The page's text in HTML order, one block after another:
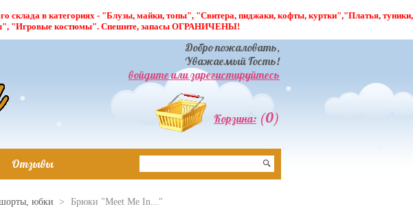
в категориях - "Блузы, майки, топы", "Свитера, пиджаки, кофты, куртки","Платья, туники,
"Игровые костюмы". Спешите, запасы ОГРАНИЧЕНЫ!
Добро пожаловать,
Уважаемый Гость!
войдите или зарегистируйтесь
Корзина: (0)
Отзывы
юбки > Брюки "Meet Me In..."